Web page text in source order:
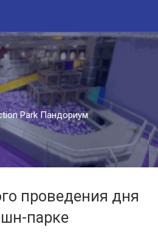
Park Пандориум
проведения дня
парке